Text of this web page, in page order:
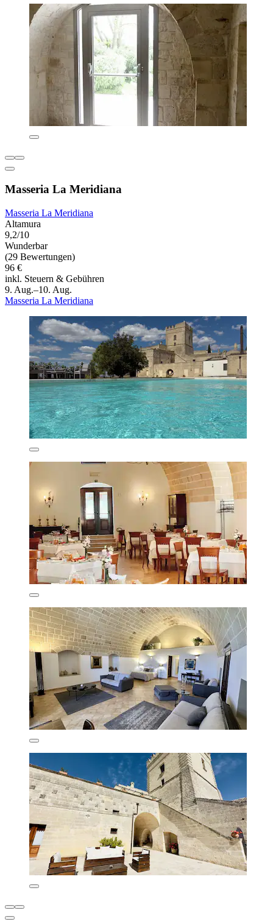
Masseria La Meridiana
Masseria La Meridiana
Altamura
9,2/10
Wunderbar
(29 Bewertungen)
96 €
inkl. Steuern & Gebühren
9. Aug.–10. Aug.
Masseria La Meridiana